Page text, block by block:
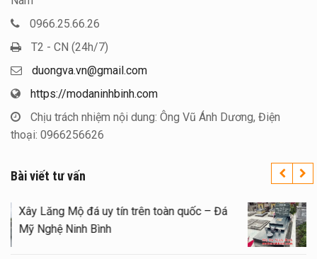
0966.25.66.26
T2 - CN (24h/7)
duongva.vn@gmail.com
https://modaninhbinh.com
Chịu trách nhiệm nội dung: Ông Vũ Ánh Dương, Điện
thoại: 0966256626
Bài viết tư vấn
Xây Lăng Mộ đá uy tín trên toàn quốc – Đá
Mỹ Nghệ Ninh Bình